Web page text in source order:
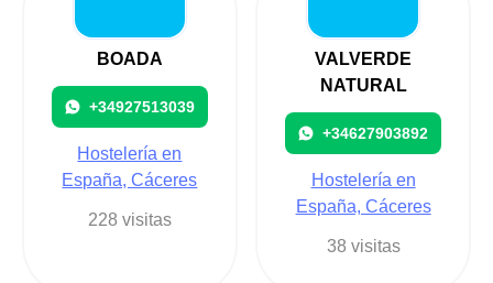
BOADA
+34927513039
Hostelería en
España, Cáceres
228 visitas
VALVERDE
NATURAL
+34627903892
Hostelería en
España, Cáceres
38 visitas